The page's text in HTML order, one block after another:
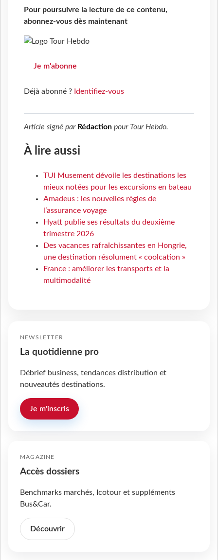
Pour poursuivre la lecture de ce contenu,
abonnez-vous dès maintenant
Je m'abonne
Déjà abonné ? Identifiez-vous
Article signé par Rédaction pour Tour Hebdo.
À lire aussi
TUI Musement dévoile les destinations les
mieux notées pour les excursions en bateau
Amadeus : les nouvelles règles de
l’assurance voyage
Hyatt publie ses résultats du deuxième
trimestre 2026
Des vacances rafraîchissantes en Hongrie,
une destination résolument « coolcation »
France : améliorer les transports et la
multimodalité
NEWSLETTER
La quotidienne pro
Débrief business, tendances distribution et
nouveautés destinations.
Je m'inscris
MAGAZINE
Accès dossiers
Benchmarks marchés, Icotour et suppléments
Bus&Car.
Découvrir